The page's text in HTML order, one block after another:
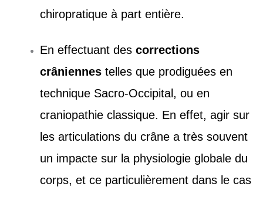
chiropratique à part entière.
En effectuant des corrections
crâniennes telles que prodiguées en
technique Sacro-Occipital, ou en
craniopathie classique. En effet, agir sur
les articulations du crâne a très souvent
un impacte sur la physiologie globale du
corps, et ce particulièrement dans le cas